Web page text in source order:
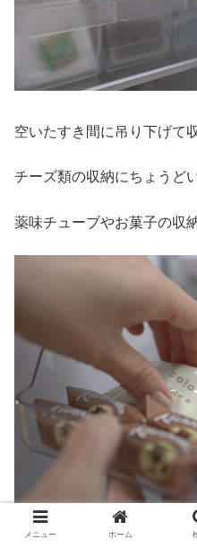
空いたすき間に吊り下げて
チーズ類の収納にちょうど
薬味チューブやお菓子の収
メニュー ホーム